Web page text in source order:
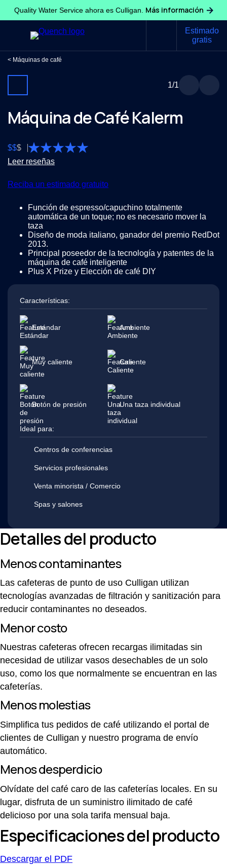
Quality Water Service ahora es Culligan. Más información
Estimado
gratis
Máquinas de café
1/1
Máquina de Café Kalerm
$$$
Leer reseñas
Reciba un estimado gratuito
Función de espresso/capuchino totalmente
automática de un toque; no es necesario mover la
taza
Diseño de moda italiano, ganador del premio RedDot
2013.
Principal poseedor de la tecnología y patentes de la
máquina de café inteligente
Plus X Prize y Elección de café DIY
Características:
Ambiente
Muy caliente Caliente
Botón de presión Una taza individual
Estándar
Ideal para:
Centros de conferencias
Servicios profesionales
Venta minorista / Comercio
Spas y salones
Detalles del producto
Menos contaminantes
Las cafeteras de punto de uso Culligan utilizan
tecnologías avanzadas de filtración y sanitización para
reducir contaminantes no deseados.
Menor costo
Nuestras cafeteras ofrecen recargas ilimitadas sin
necesidad de utilizar vasos desechables de un solo
uso, como los que normalmente se encuentran en las
cafeterías.
Menos molestias
Simplifica tus pedidos de café utilizando el portal de
clientes de Culligan y nuestro programa de envío
automático.
Menos desperdicio
Olvídate del café caro de las cafeterías locales. En su
lugar, disfruta de un suministro ilimitado de café
delicioso por una sola tarifa mensual baja.
Especificaciones del producto
Descargar el PDF